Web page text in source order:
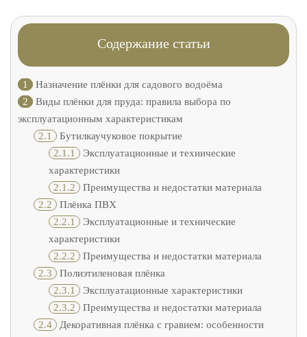
Содержание статьи
1
Назначение плёнки для садового водоёма
2
Виды плёнки для пруда: правила выбора по
эксплуатационным характеристикам
2.1 Бутилкаучуковое покрытие
2.1.1
Эксплуатационные и технические
характеристики
2.1.2
Преимущества и недостатки материала
2.2 Плёнка ПВХ
2.2.1
Эксплуатационные и технические
характеристики
2.2.2
Преимущества и недостатки материала
2.3 Полиэтиленовая плёнка
2.3.1
Эксплуатационные характеристики
2.3.2
Преимущества и недостатки материала
2.4 Декоративная плёнка с гравием: особенности